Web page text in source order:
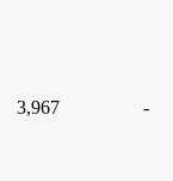
3,967 -